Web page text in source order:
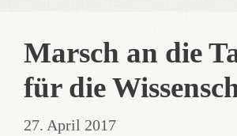
Marsch an die
für die
27. April 2017